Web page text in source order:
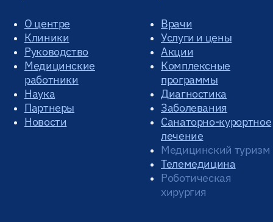
О центре
Клиники
Руководство
Медицинские
работники
Наука
Партнеры
Новости
Врачи
Услуги и цены
Акции
Комплексные
программы
Диагностика
Заболевания
Санаторно-курортное
лечение
Медицинский туризм
Телемедицина
Роботическая
хирургия